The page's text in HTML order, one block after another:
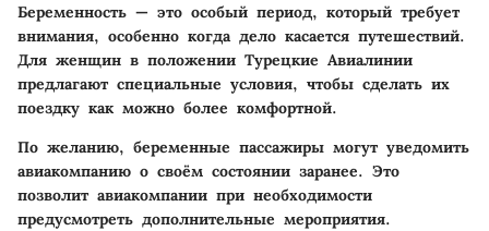
Беременность — это особый период, который требует
внимания, особенно когда дело касается путешествий.
Для женщин в положении Турецкие Авиалинии
предлагают специальные условия, чтобы сделать их
поездку как можно более комфортной.
По желанию, беременные пассажиры могут уведомить
авиакомпанию о своём состоянии заранее. Это
позволит авиакомпании при необходимости
предусмотреть дополнительные мероприятия.